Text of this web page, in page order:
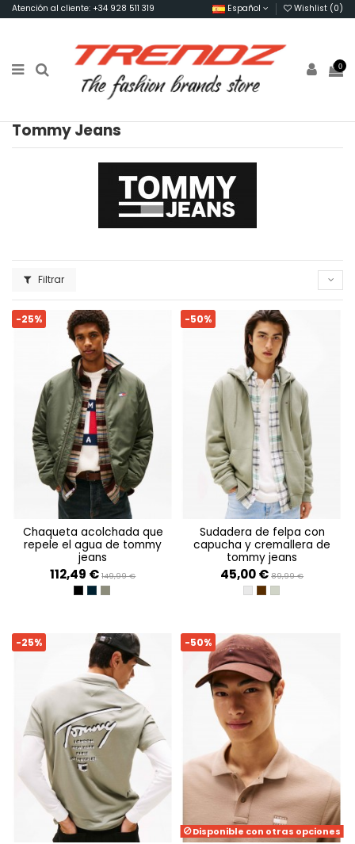
Atención al cliente: +34 928 511 319 Español Wishlist (0)
0
Tommy Jeans
Filtrar
-25%
chaqueta acolchada que
repele el agua de tommy
jeans
112,49 € 149,99 €
BLACKDARK NIGHT NAVY
PEWTER GREEN
-50%
sudadera de felpa con
capucha y cremallera de
tommy jeans
45,00 € 89,99 €
LT GREY HTR
RICH BROWN
UTILITY SAGE
-25% -50%
Disponible con otras opciones